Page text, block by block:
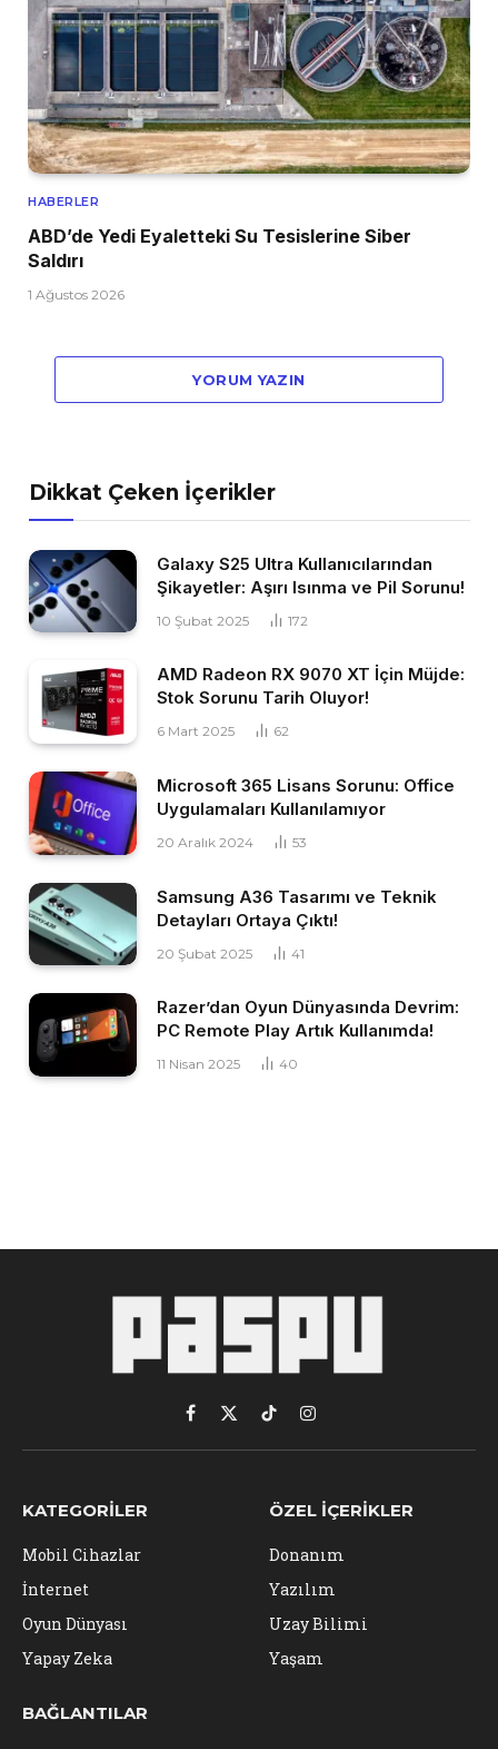
HABERLER
ABD’de Yedi Eyaletteki Su Tesislerine Siber
Saldırı
1 Ağustos 2026
YORUM YAZIN
Dikkat Çeken İçerikler
Galaxy S25 Ultra Kullanıcılarından
Şikayetler: Aşırı Isınma ve Pil Sorunu!
10 Şubat 2025 172
AMD Radeon RX 9070 XT İçin Müjde:
Stok Sorunu Tarih Oluyor!
6 Mart 2025 62
Microsoft 365 Lisans Sorunu: Office
Uygulamaları Kullanılamıyor
20 Aralık 2024 53
Samsung A36 Tasarımı ve Teknik
Detayları Ortaya Çıktı!
20 Şubat 2025 41
Razer’dan Oyun Dünyasında Devrim:
PC Remote Play Artık Kullanımda!
11 Nisan 2025 40
Facebook
X
(Twitter)
TikTokInstagram
KATEGORILER
Mobil Cihazlar
İnternet
Oyun Dünyası
Yapay Zeka
ÖZEL İÇERIKLER
Donanım
Yazılım
Uzay Bilimi
Yaşam
BAĞLANTILAR